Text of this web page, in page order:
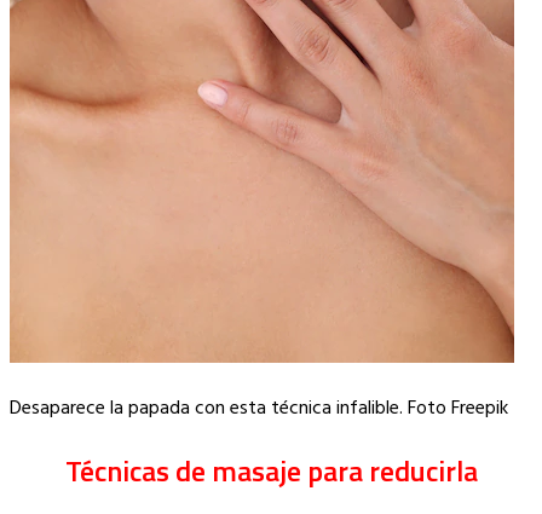
Desaparece la papada con esta técnica infalible. Foto Freepik
Técnicas de masaje para reducirla